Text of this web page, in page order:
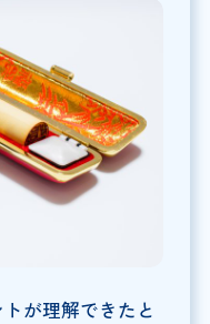
が理解できたと